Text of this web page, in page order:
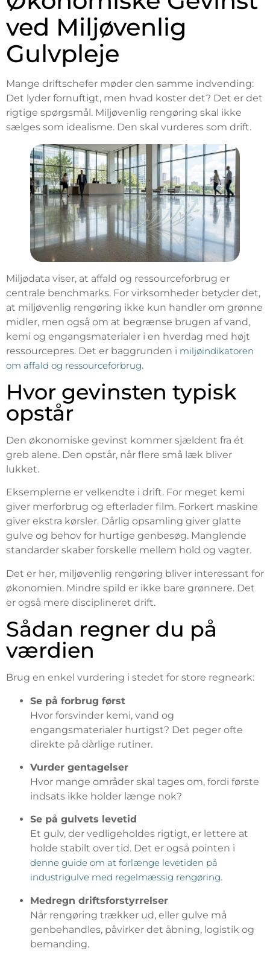
ved Miljøvenlig
Gulvpleje
Mange driftschefer møder den samme indvending:
Det lyder fornuftigt, men hvad koster det? Det er det
rigtige spørgsmål. Miljøvenlig rengøring skal ikke
sælges som idealisme. Den skal vurderes som drift.
Miljødata viser, at affald og ressourceforbrug er
centrale benchmarks. For virksomheder betyder det,
at miljøvenlig rengøring ikke kun handler om grønne
midler, men også om at begrænse brugen af vand,
kemi og engangsmaterialer i en hverdag med højt
ressourcepres. Det er baggrunden i miljøindikatoren
om affald og ressourceforbrug.
Hvor gevinsten typisk
opstår
Den økonomiske gevinst kommer sjældent fra ét
greb alene. Den opstår, når flere små læk bliver
lukket.
Eksemplerne er velkendte i drift. For meget kemi
giver merforbrug og efterlader film. Forkert maskine
giver ekstra kørsler. Dårlig opsamling giver glatte
gulve og behov for hurtige genbesøg. Manglende
standarder skaber forskelle mellem hold og vagter.
Det er her, miljøvenlig rengøring bliver interessant for
økonomien. Mindre spild er ikke bare grønnere. Det
er også mere disciplineret drift.
Sådan regner du på
værdien
Brug en enkel vurdering i stedet for store regneark:
Se på forbrug først
Hvor forsvinder kemi, vand og
engangsmaterialer hurtigst? Det peger ofte
direkte på dårlige rutiner.
Vurder gentagelser
Hvor mange områder skal tages om, fordi første
indsats ikke holder længe nok?
Se på gulvets levetid
Et gulv, der vedligeholdes rigtigt, er lettere at
holde stabilt over tid. Det er også pointen i
denne guide om at forlænge levetiden på
industrigulve med regelmæssig rengøring.
Medregn driftsforstyrrelser
Når rengøring trækker ud, eller gulve må
genbehandles, påvirker det åbning, logistik og
bemanding.